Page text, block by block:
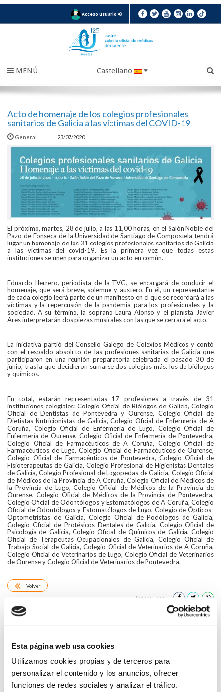
Esta página web usa cookies
Utilizamos cookies propias y de terceros para
personalizar el contenido y los anuncios, ofrecer
funciones de redes sociales y analizar el tráfico.
Acceso usuario
MENÚ Castellano
Acto de homenaje de los colegios profesionales
sanitarios de Galicia a las víctimas del COVID-19
General 23/07/2020
El próximo, martes, 28 de julio, a las 11,00 horas, en el Salón Noble del
Pazo de Fonseca de la Universidad de Santiago de Compostela tendrá
lugar un homenaje de los 31 colegios profesionales sanitarios de Galicia
a las víctimas del covid-19. Es la primera vez que todas estas
instituciones se unen para organizar un acto en común.
Eduardo Herrero, periodista de la TVG, se encargará de conducir el
homenaje, que será breve, solemne y austero. En él, un representante
de cada colegio leerá parte de un manifiesto en el que se recordará a las
víctimas y la repercusión de la pandemia para los profesionales y la
sociedad. A su término, la soprano Laura Alonso y el pianista Javier
Ares interpretarán dos piezas musicales con las que se cerrará el acto.
La iniciativa partió del Consello Galego de Colexios Médicos y contó
con el respaldo absoluto de las profesiones sanitarias de Galicia que
participaron en una reunión preparatoria celebrada el pasado 30 de
junio, tras la que decidieron sumarse dos colegios más: los de biólogos
y químicos.
En total, estarán representadas 17 profesiones a través de 31
instituciones colegiales: Colegio Oficial de Biólogos de Galicia, Colegio
Oficial de Dentistas de Pontevedra y Ourense, Colegio Oficial de
Dietistas-Nutricionistas de Galicia, Colegio Oficial de Enfermería de A
Coruña, Colegio Oficial de Enfermería de Lugo, Colegio Oficial de
Enfermería de Ourense, Colegio Oficial de Enfermería de Pontevedra,
Colegio Oficial de Farmacéuticos de A Coruña, Colegio Oficial de
Farmacéuticos de Lugo, Colegio Oficial de Farmacéuticos de Ourense,
Colegio Oficial de Farmacéuticos de Pontevedra, Colegio Oficial de
Fisioterapeutas de Galicia, Colegio Profesional de Higienistas Dentales
de Galicia, Colegio Profesional de Logopedas de Galicia, Colegio Oficial
de Médicos de la Provincia de A Coruña, Colegio Oficial de Médicos de
la Provincia de Lugo, Colegio Oficial de Médicos de la Provincia de
Ourense, Colegio Oficial de Médicos de la Provincia de Pontevedra,
Colegio Oficial de Odontólogos y Estomatólogos de A Coruña, Colegio
Oficial de Odontólogos y Estomatólogos de Lugo, Colegio de Ópticos-
Optometristas de Galicia, Colegio Oficial de Podólogos de Galicia,
Colegio Oficial de Protésicos Dentales de Galicia, Colegio Oficial de
Psicología de Galicia, Colegio Oficial de Químicos de Galicia, Colegio
Oficial de Terapeutas Ocupacionales de Galicia, Colegio Oficial de
Trabajo Social de Galicia, Colegio Oficial de Veterinarios de A Coruña,
Colegio Oficial de Veterinarios de Lugo, Colegio Oficial de Veterinarios
de Ourense y Colegio Oficial de Veterinarios de Pontevedra.
Volver
Compartir en:
HAZ UN COMENTARIO